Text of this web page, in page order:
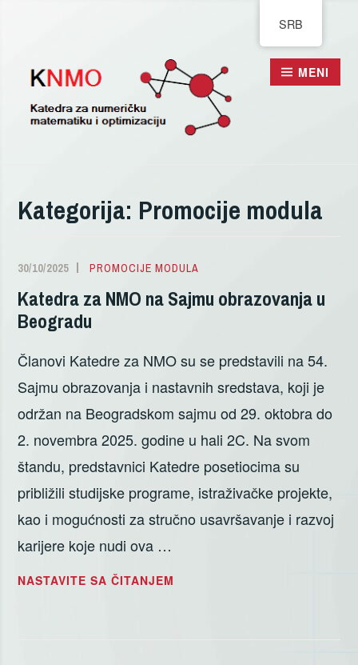
MENI
Kategorija: Promocije modula
30/10/2025
JOVANA
KOSTIC
PROMOCIJE MODULA
Katedra za NMO na Sajmu obrazovanja u
Beogradu
Članovi Katedre za NMO su se predstavili na 54.
Sajmu obrazovanja i nastavnih sredstava, koji je
održan na Beogradskom sajmu od 29. oktobra do
2. novembra 2025. godine u hali 2C. Na svom
štandu, predstavnici Katedre posetiocima su
približili studijske programe, istraživačke projekte,
kao i mogućnosti za stručno usavršavanje i razvoj
karijere koje nudi ova …
NASTAVITE SA ČITANJEM
SRB